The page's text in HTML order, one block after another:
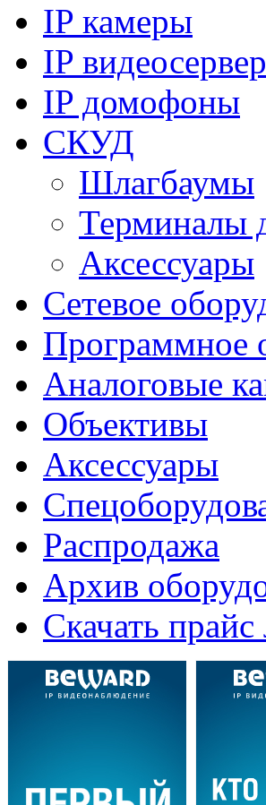
IP камеры
IP
IP домофоны
СКУД
Шлагбаумы
Терминалы
Аксессуары
Сетевое
Программное
Аналоговые
Объективы
Аксессуары
Распродажа
Архив
Скачать прайс